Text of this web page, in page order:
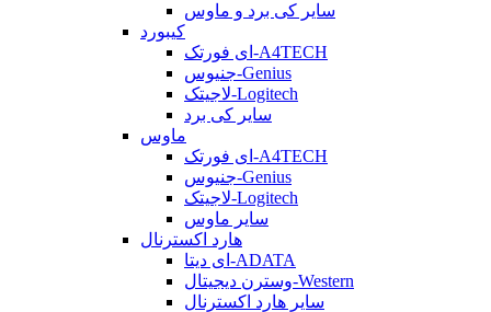
سایر کی برد و ماوس
کیبورد
ای فورتک-A4TECH
جنیوس-Genius
لاجیتک-Logitech
سایر کی برد
ماوس
ای فورتک-A4TECH
جنیوس-Genius
لاجیتک-Logitech
سایر ماوس
هارد اکسترنال
ای دیتا-ADATA
وسترن دیجیتال-Western
سایر هارد اکسترنال